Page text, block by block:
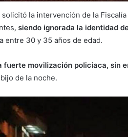
la intervención de la
siendo ignorada la identidad
entre 30 y 35 años de edad.
fuerte movilización policiaca, sin
de la noche.